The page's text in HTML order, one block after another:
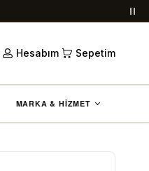
Hesabım Sepetim
MARKA & HİZMET